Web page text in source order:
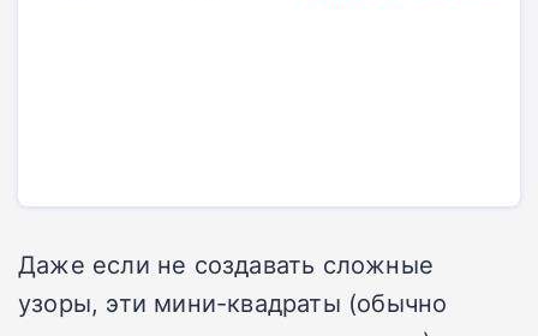
Даже если не создавать сложные
узоры, эти мини-квадраты (обычно